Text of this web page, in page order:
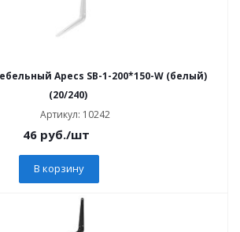
Apecs SB-1-200*150-W (белый)
(20/240)
Артикул: 10242
46руб./шт
В корзину